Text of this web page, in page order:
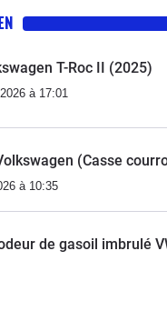
T-Roc II (2025)
à 17:01
(Casse
à 10:35
de gasoil imbrulé